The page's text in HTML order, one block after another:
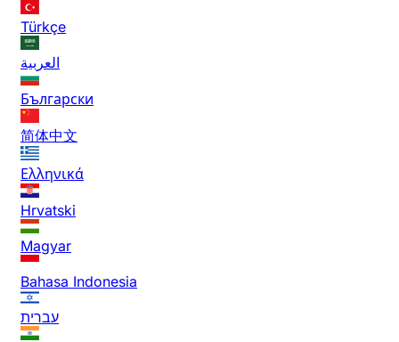
Türkçe
العربية
Български
简体中文
Ελληνικά
Hrvatski
Magyar
Bahasa Indonesia
עברית